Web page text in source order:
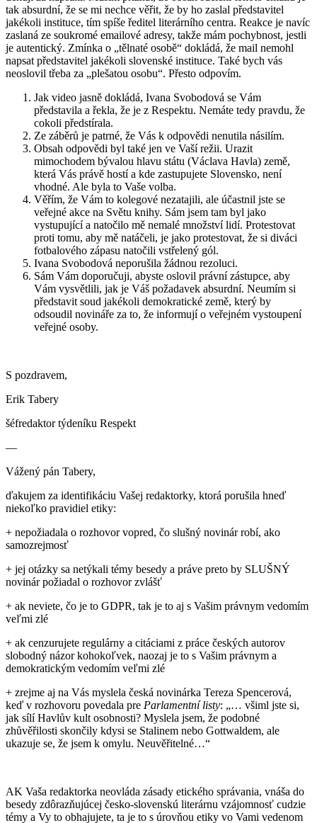
tak absurdní, že se mi nechce věřit, že by ho zaslal představitel
jakékoli instituce, tím spíše ředitel literárního centra. Reakce je navíc
zaslaná ze soukromé emailové adresy, takže mám pochybnost, jestli
je autentický. Zmínka o „tělnaté osobě“ dokládá, že mail nemohl
napsat představitel jakékoli slovenské instituce. Také bych vás
neoslovil třeba za „plešatou osobu“. Přesto odpovím.
Jak video jasně dokládá, Ivana Svobodová se Vám
představila a řekla, že je z Respektu. Nemáte tedy pravdu, že
cokoli předstírala.
Ze záběrů je patrné, že Vás k odpovědi nenutila násilím.
Obsah odpovědi byl také jen ve Vaší režii. Urazit
mimochodem bývalou hlavu státu (Václava Havla) země,
která Vás právě hostí a kde zastupujete Slovensko, není
vhodné. Ale byla to Vaše volba.
Věřím, že Vám to kolegové nezatajili, ale účastnil jste se
veřejné akce na Světu knihy. Sám jsem tam byl jako
vystupující a natočilo mě nemalé množství lidí. Protestovat
proti tomu, aby mě natáčeli, je jako protestovat, že si diváci
fotbalového zápasu natočili vstřelený gól.
Ivana Svobodová neporušila žádnou rezoluci.
Sám Vám doporučuji, abyste oslovil právní zástupce, aby
Vám vysvětlili, jak je Váš požadavek absurdní. Neumím si
představit soud jakékoli demokratické země, který by
odsoudil novináře za to, že informují o veřejném vystoupení
veřejné osoby.
S pozdravem,
Erik Tabery
šéfredaktor týdeníku Respekt
—
Vážený pán Tabery,
ďakujem za identifikáciu Vašej redaktorky, ktorá porušila hneď
niekoľko pravidiel etiky:
+ nepožiadala o rozhovor vopred, čo slušný novinár robí, ako
samozrejmosť
+ jej otázky sa netýkali témy besedy a práve preto by SLUŠNÝ
novinár požiadal o rozhovor zvlášť
+ ak neviete, čo je to GDPR, tak je to aj s Vašim právnym vedomím
veľmi zlé
+ ak cenzurujete regulárny a citáciami z práce českých autorov
slobodný názor kohokoľvek, naozaj je to s Vašim právnym a
demokratickým vedomím veľmi zlé
+ zrejme aj na Vás myslela česká novinárka Tereza Spencerová,
keď v rozhovoru povedala pre Parlamentní listy: „… všiml jste si,
jak sílí Havlův kult osobnosti? Myslela jsem, že podobné
zhůvěřilosti skončily kdysi se Stalinem nebo Gottwaldem, ale
ukazuje se, že jsem k omylu. Neuvěřitelné…“
AK Vaša redaktorka neovláda zásady etického správania, vnáša do
besedy zdôrazňujúcej česko-slovenskú literárnu vzájomnosť cudzie
témy a Vy to obhajujete, ta je to s úrovňou etiky vo Vami vedenom